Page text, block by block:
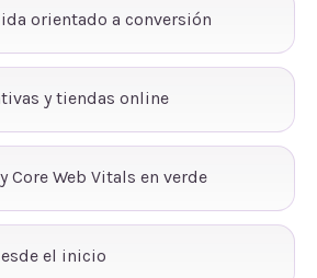
orientado a conversión
y tiendas online
Core Web Vitals en verde
el inicio